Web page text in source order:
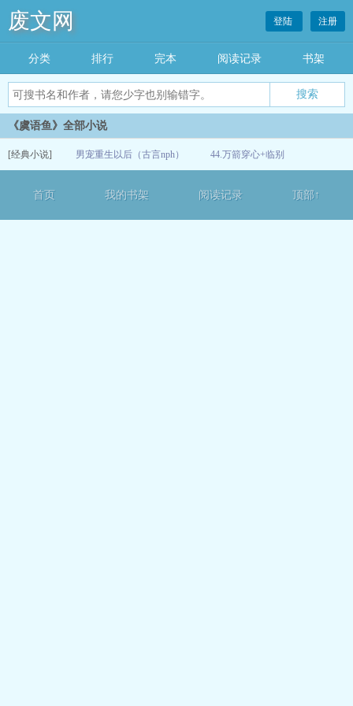
废文网 登陆 注册
分类 排行 完本 阅读记录 书架
《虞语鱼》全部小说
[经典小说] 男宠重生以后（古言nph） 44.万箭穿心+临别
首页 我的书架 阅读记录 顶部↑